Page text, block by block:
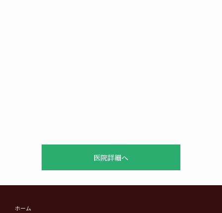
医院詳細へ
ホーム